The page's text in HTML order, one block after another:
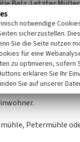
Belz. Letzter
von einer
der Usa über den
in Betrieb
sie ihren Betrieb
in Betrieb
Zeitpunkt der
Petermühle
notwendige
sicherzustellen.
Sie die Seite nutzen
für eine
zu optimieren, sofern
erklären Sie Ihr
Sie auf unserer